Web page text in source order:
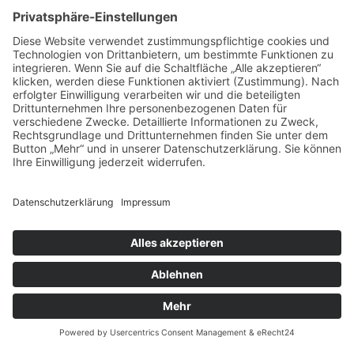
Turngau Offenbach Hanau e.V.
Im Hessischen Turnverband e.V.
Haus des Ehrenamtes und der Jugend
Offenthaler Str. 75
63128 Dietzenbach
posteingang@turngau-offenbach-hanau.de
Weiterführende Infos
Hessische Turnjugend
Deutscher Turner-Bund
Datenschutz